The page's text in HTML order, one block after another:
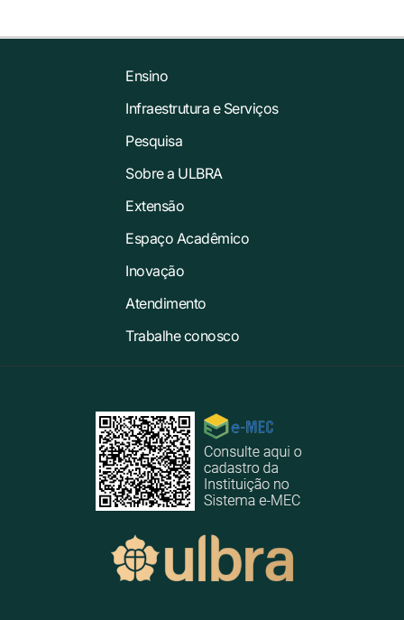
Ensino
Infraestrutura e Serviços
Pesquisa
Sobre a ULBRA
Extensão
Espaço Acadêmico
Inovação
Atendimento
Trabalhe conosco